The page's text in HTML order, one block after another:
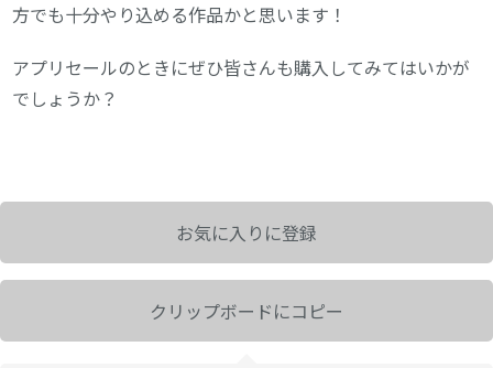
方でも十分やり込める作品かと思います！
アプリセールのときにぜひ皆さんも購入してみてはいかが
でしょうか？
お気に入りに登録
クリップボードにコピー